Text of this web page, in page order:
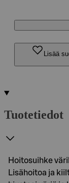
Lisää
Tuotetiedot
Hoitosuihke
Lisähoitoa ja